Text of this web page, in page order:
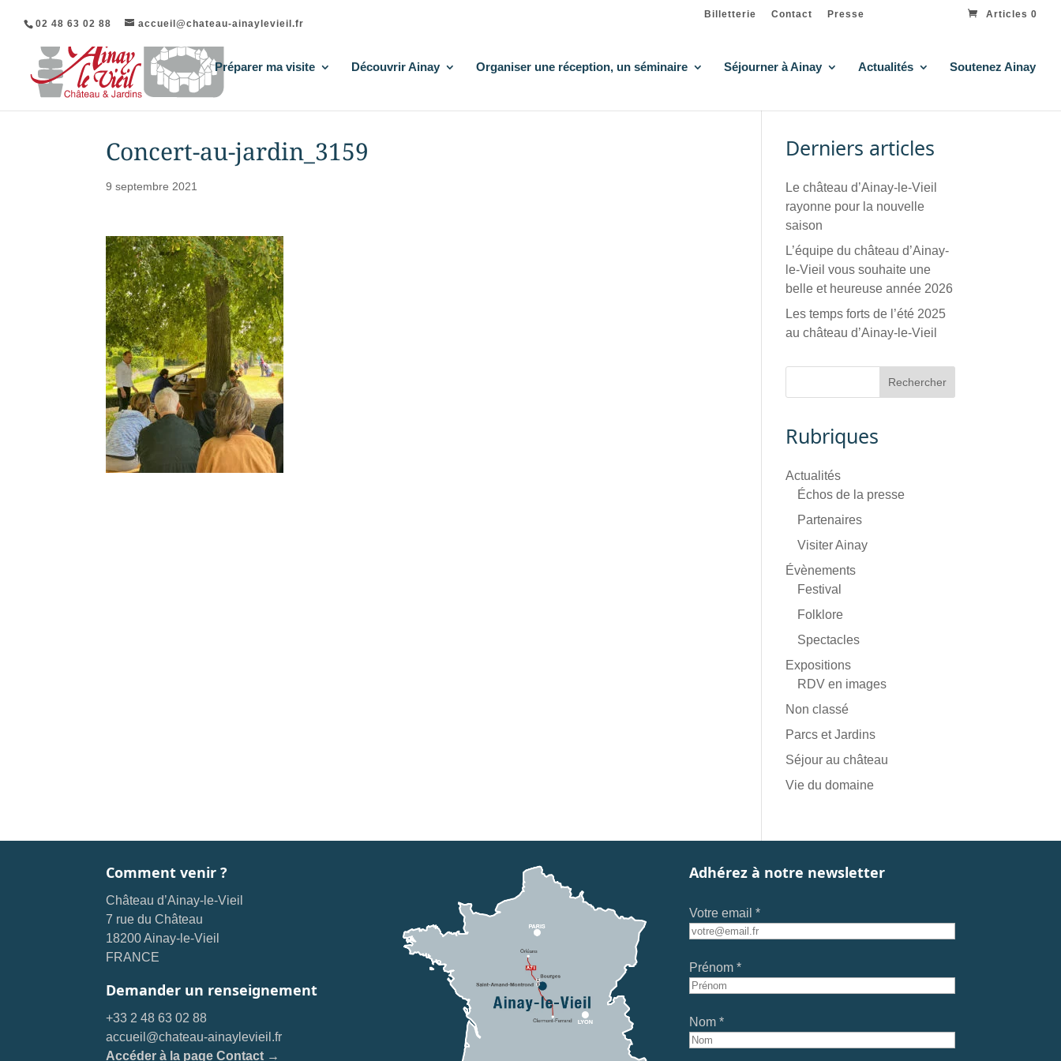
02 48 63 02 88 accueil@chateau-ainaylevieil.fr
Billetterie Contact Presse Articles 0
Préparer ma visite Découvrir Ainay Organiser une réception, un séminaire Séjourner à Ainay Actualités Soutenez Ainay
Concert-au-jardin_3159
9 septembre 2021
Derniers articles
Le château d’Ainay-le-Vieil
rayonne pour la nouvelle
saison
L’équipe du château d’Ainay-
le-Vieil vous souhaite une
belle et heureuse année 2026
Les temps forts de l’été 2025
au château d’Ainay-le-Vieil
Rubriques
Actualités
Échos de la presse
Partenaires
Visiter Ainay
Évènements
Festival
Folklore
Spectacles
Expositions
RDV en images
Non classé
Parcs et Jardins
Séjour au château
Vie du domaine
Comment venir ?
Château d’Ainay-le-Vieil
7 rue du Château
18200 Ainay-le-Vieil
FRANCE
Demander un renseignement
+33 2 48 63 02 88
accueil@chateau-ainaylevieil.fr
Accéder à la page Contact →
Adhérez à notre newsletter
Votre email *
Prénom *
Nom *